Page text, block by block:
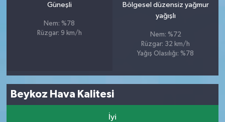
Güneşli
Nem: %78
Rüzgar: 9 km/h
Bölgesel düzensiz yağmur
yağışlı
Nem: %72
Rüzgar: 32 km/h
Yağış Olasılığı: %78
Beykoz Hava Kalitesi
İyi